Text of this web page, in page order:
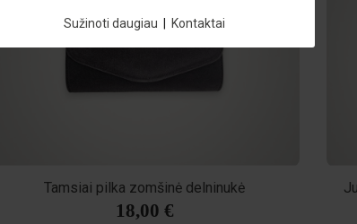
Tamsiai pilka zomšinė delninukė
18,00 €
Sužinoti daugiau Kontaktai